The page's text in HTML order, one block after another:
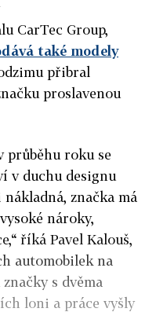
CarTec Group,
také modely
přibral
proslavenou
průběhu roku se
v duchu designu
značka má
nároky,
říká Pavel Kalouš,
automobilek na
s dvěma
loni a práce vyšly